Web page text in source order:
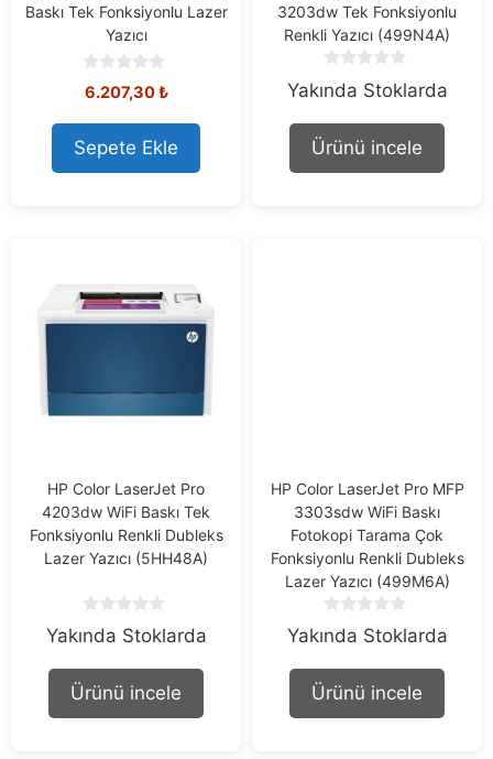
Baskı Tek Fonksiyonlu Lazer
Yazıcı
0
o
u
t
o
f
6.207,30₺
Sepete Ekle
3203dw Tek Fonksiyonlu
Renkli Yazıcı (499N4A)
o
o
f
Yakında Stoklarda
Ürünü incele
HP Color LaserJet Pro
4203dw WiFi Baskı Tek
Fonksiyonlu Renkli Dubleks
Lazer Yazıcı (5HH48A)
o
o
f
Yakında Stoklarda
Ürünü incele
HP Color LaserJet Pro MFP
3303sdw WiFi Baskı
Fotokopi Tarama Çok
Fonksiyonlu Renkli Dubleks
Lazer Yazıcı (499M6A)
o
o
f
Yakında Stoklarda
Ürünü incele